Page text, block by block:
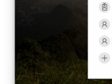
CRM
Онлайн-запись